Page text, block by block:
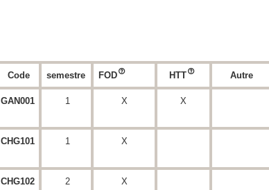
Code semestre FOD HTT Autre
GAN001 1 X X
CHG101 1 X
CHG102 2 X